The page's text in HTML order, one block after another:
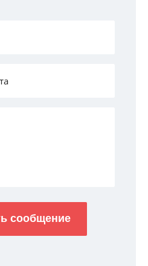
сообщение